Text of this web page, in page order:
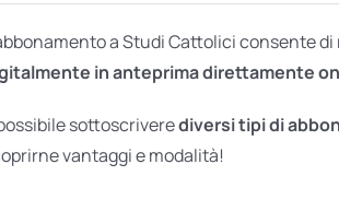
a Studi Cattolici consente di
in anteprima direttamente
sottoscriverediversi tipi di
vantaggi e modalità!